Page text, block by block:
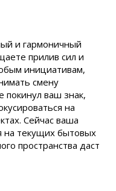
и гармоничный
прилив сил и
инициативам,
смену
покинул ваш знак,
на
Сейчас ваша
на текущих бытовых
пространства даст